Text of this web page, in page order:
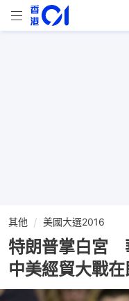
其他 美國大選2016
特朗普掌白宮
中美經貿大戰在